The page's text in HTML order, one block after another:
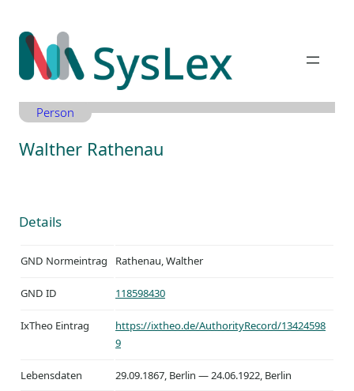
Inhalt
springen
Person
Walther Rathenau
Details
GND Normeintrag Rathenau, Walther
GND ID 118598430
IxTheo Eintrag
https://ixtheo.de/AuthorityRecord/13424598
9
Lebensdaten 29.09.1867, Berlin — 24.06.1922, Berlin